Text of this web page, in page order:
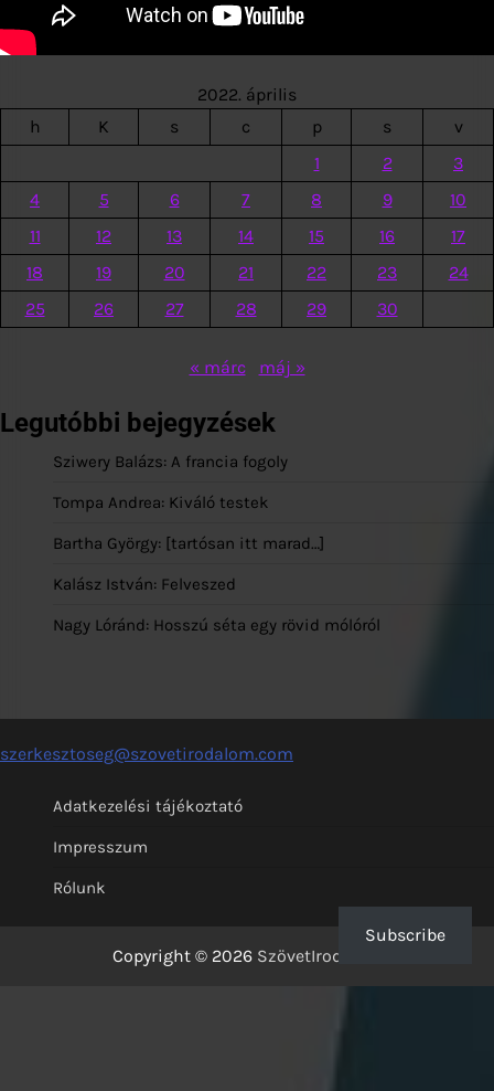
2022. április
h
K s c p s
v
1
2
3
4
5 6 7 8 9
10
11
12 13 14 15 16
17
18
19 20 21 22 23
24
25
26 27 28 29 30
« márc máj »
Legutóbbi bejegyzések
Sziwery Balázs: A francia fogoly
Tompa Andrea: Kiváló testek
Bartha György: [tartósan itt marad…]
Kalász István: Felveszed
Nagy Lóránd: Hosszú séta egy rövid mólóról
szerkesztoseg@szovetirodalom.com
Adatkezelési tájékoztató
Impresszum
Rólunk
Copyright © 2026 SzövetIrodalom
Subscribe